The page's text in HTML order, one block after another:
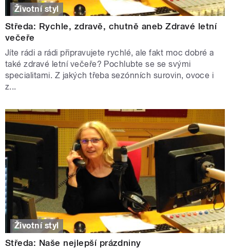
Životní styl
Středa: Rychle, zdravě, chutně aneb Zdravé letní
večeře
Jíte rádi a rádi připravujete rychlé, ale fakt moc dobré a
také zdravé letní večeře? Pochlubte se se svými
specialitami. Z jakých třeba sezónních surovin, ovoce i
z...
Životní styl
Středa: Naše nejlepší prázdniny